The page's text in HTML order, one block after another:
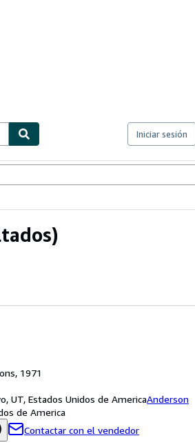
Iniciar sesión
1971
UT, Estados Unidos de AmericaAnderson
de America
Contactar con el vendedor